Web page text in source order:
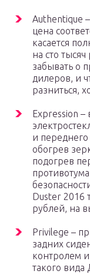
Authentique
цена
касается
на сто
забывать о
дилеров, и
разниться,
Expression –
и
обогрев
подогрев
Duster 2016
рублей, на
Privilege –
задних
контролем
такого вида